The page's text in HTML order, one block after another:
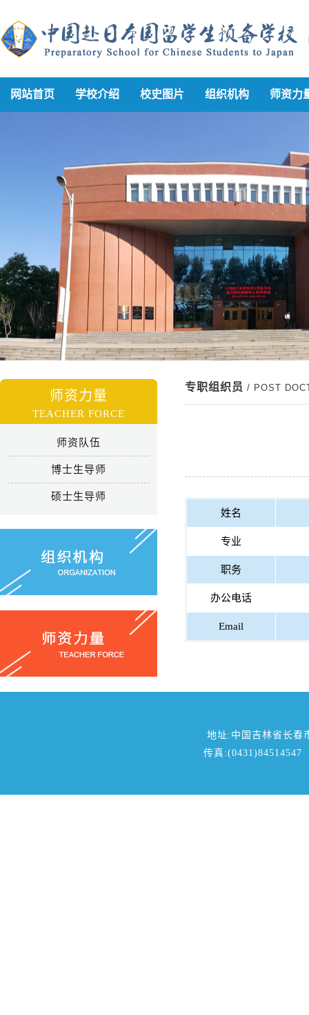
网站首页 学校介绍 校史图片 组织机构 师资力
师资力量
TEACHER FORCE
师资队伍
博士生导师
硕士生导师
专职组织员 / POST
姓名
专业
职务
办公电话
Email
地址:中国吉林省长春
传真